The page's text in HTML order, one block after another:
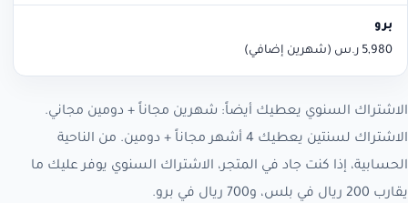
5,980 ر.س (شهرين إضافي)
الاشتراك السنوي يعطيك أيضاً: شهرين مجاناً + دومين مجاني.
الاشتراك لسنتين يعطيك 4 أشهر مجاناً + دومين. من الناحية
الحسابية، إذا كنت جاد في المتجر، الاشتراك السنوي يوفر عليك ما
يقارب 200 ريال في بلس، و700 ريال في برو.